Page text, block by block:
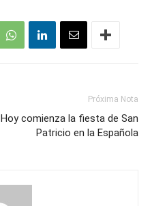
Próxima Nota
Hoy comienza la fiesta de San
Patricio en la Española